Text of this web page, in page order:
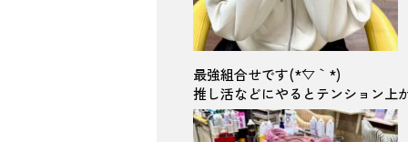
最強組合せです(*´▽｀*)
推し活などにやるとテンション上